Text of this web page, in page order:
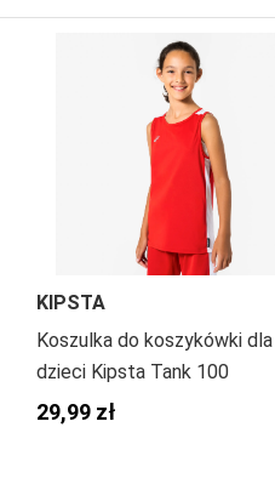
KIPSTA
Koszulka do koszykówki dla
dzieci Kipsta Tank 100
29,99 zł